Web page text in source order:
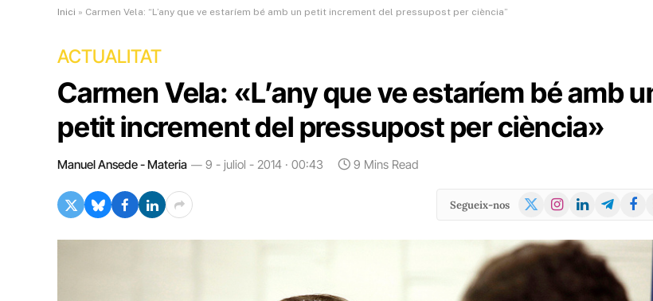
Inici » Carmen Vela: “L’any que ve estaríem bé amb un petit increment del pressupost per ciència”
ACTUALITAT
Carmen Vela: «L’any que ve estaríem bé amb
petit increment del pressupost per ciència»
Manuel Ansede - Materia 9 - juliol - 2014 · 00:43 9 Mins Read
Segueix-nos
X
Instagram
LinkedInTelegram